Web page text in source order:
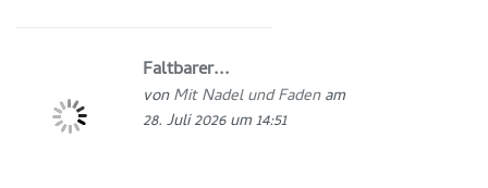
Faltbarer...
vonMit Nadel und Fadenam
28. Juli 2026 um 14:51